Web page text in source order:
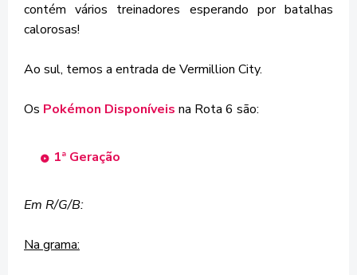
contém vários treinadores esperando por batalhas
calorosas!
Ao sul, temos a entrada de Vermillion City.
Os Pokémon Disponíveis na Rota 6 são:
1ª Geração
Em R/G/B:
Na grama: